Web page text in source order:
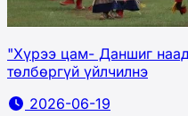
"Хүрээ цам- Даншиг
төлбөргүй үйлчилнэ
2026-06-19